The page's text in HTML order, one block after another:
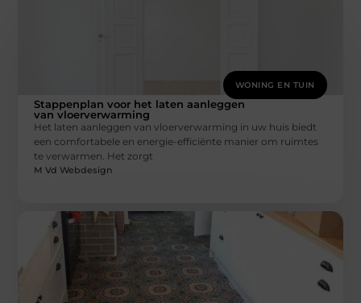
WONING EN TUIN
Stappenplan voor het laten aanleggen
van vloerverwarming
Het laten aanleggen van vloerverwarming in uw huis biedt
een comfortabele en energie-efficiënte manier om ruimtes
te verwarmen. Het zorgt
M Vd Webdesign